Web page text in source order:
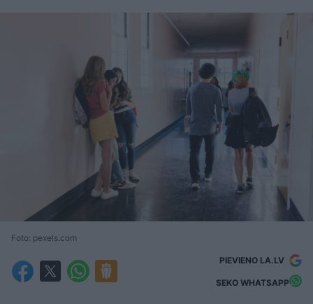
Foto: pexels.com
PIEVIENO LA.LV
SEKO WHATSAPP